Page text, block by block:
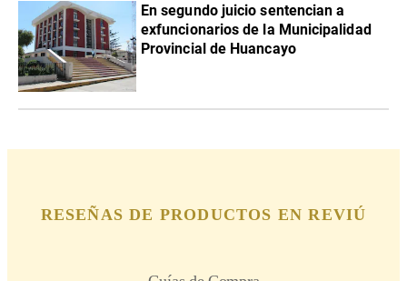
En segundo juicio sentencian a
exfuncionarios de la Municipalidad
Provincial de Huancayo